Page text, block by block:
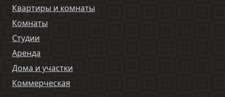
Квартиры и комнаты
Комнаты
Студии
Аренда
Дома и участки
Коммерческая